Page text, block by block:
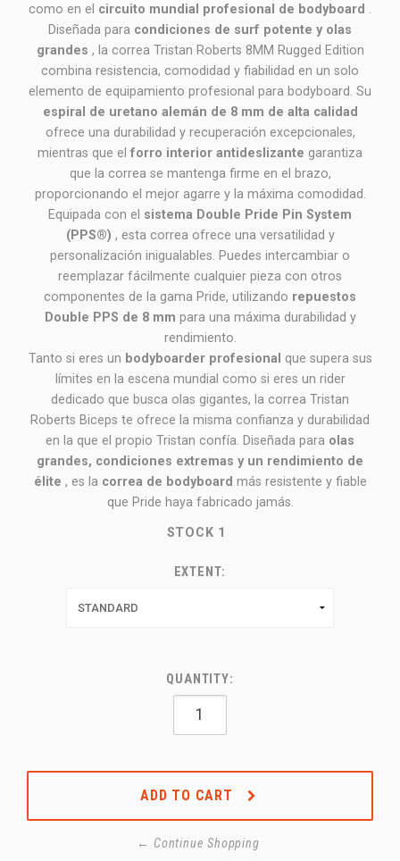
como en el circuito mundial profesional de bodyboard .
Diseñada para condiciones de surf potente y olas
grandes , la correa Tristan Roberts 8MM Rugged Edition
combina resistencia, comodidad y fiabilidad en un solo
elemento de equipamiento profesional para bodyboard. Su
espiral de uretano alemán de 8 mm de alta calidad
ofrece una durabilidad y recuperación excepcionales,
mientras que el forro interior antideslizante garantiza
que la correa se mantenga firme en el brazo,
proporcionando el mejor agarre y la máxima comodidad.
Equipada con el sistema Double Pride Pin System
(PPS®) , esta correa ofrece una versatilidad y
personalización inigualables. Puedes intercambiar o
reemplazar fácilmente cualquier pieza con otros
componentes de la gama Pride, utilizando repuestos
Double PPS de 8 mm para una máxima durabilidad y
rendimiento.
Tanto si eres un bodyboarder profesional que supera sus
límites en la escena mundial como si eres un rider
dedicado que busca olas gigantes, la correa Tristan
Roberts Biceps te ofrece la misma confianza y durabilidad
en la que el propio Tristan confía. Diseñada para olas
grandes, condiciones extremas y un rendimiento de
élite , es la correa de bodyboard más resistente y fiable
que Pride haya fabricado jamás.
STOCK 1
EXTENT:
QUANTITY:
ADD TO CART
← Continue Shopping